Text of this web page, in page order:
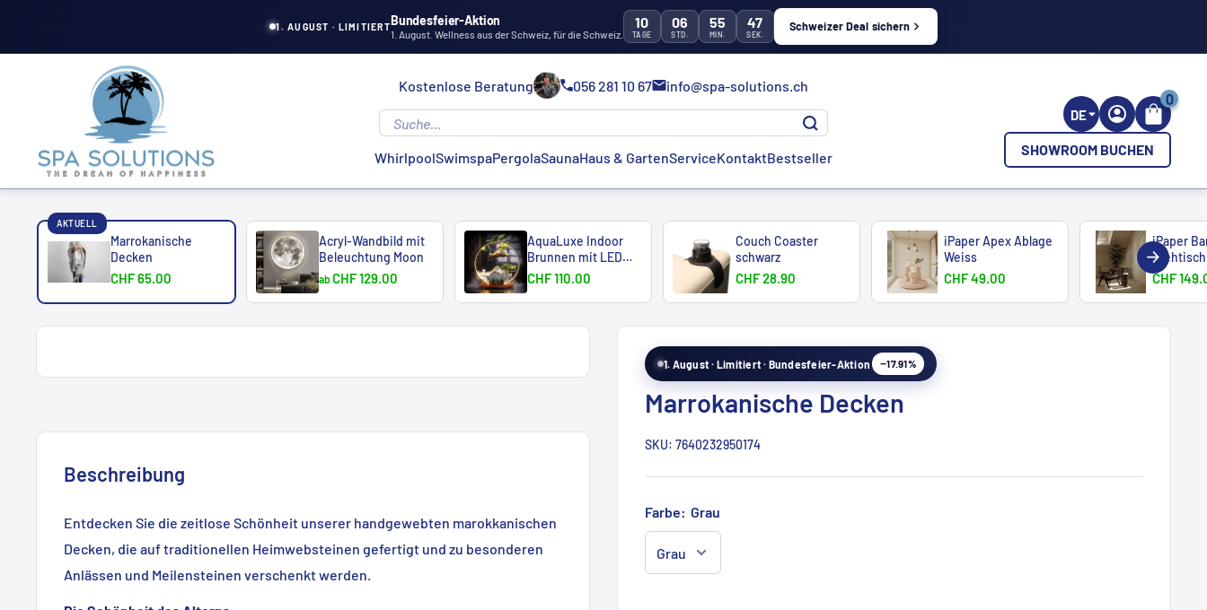
1. AUGUST · LIMITIERTBundesfeier-Aktion
1. August. Wellness aus der Schweiz, für die Schweiz.
10
TAGE
06
STD.
55
MIN.
45
SEK.
Schweizer Deal sichern
Solutions
Kostenlose Beratung 056 281 10 67 info@spa-solutions.ch
WhirlpoolSwimspaPergolaSaunaHaus & GartenServiceKontaktBestseller
DE
0
SHOWROOM BUCHEN
AKTUELL
Marrokanische
Decken
CHF 65.00
Acryl-Wandbild mit
Beleuchtung Moon
ab CHF 129.00
AquaLuxe Indoor
Brunnen mit LED
Ring ...
CHF 110.00
Couch Coaster
schwarz
CHF 28.90
iPaper Apex Ablage
Weiss
CHF 49.00
iPaper
Stehtisch
CHF
1. August · Limitiert · Bundesfeier-Aktion −17.91%
Marrokanische Decken
SKU: 7640232950174
Farbe: Grau
Beschreibung
Entdecken Sie die zeitlose Schönheit unserer handgewebten marokkanischen
Decken, die auf traditionellen Heimwebsteinen gefertigt und zu besonderen
Anlässen und Meilensteinen verschenkt werden.